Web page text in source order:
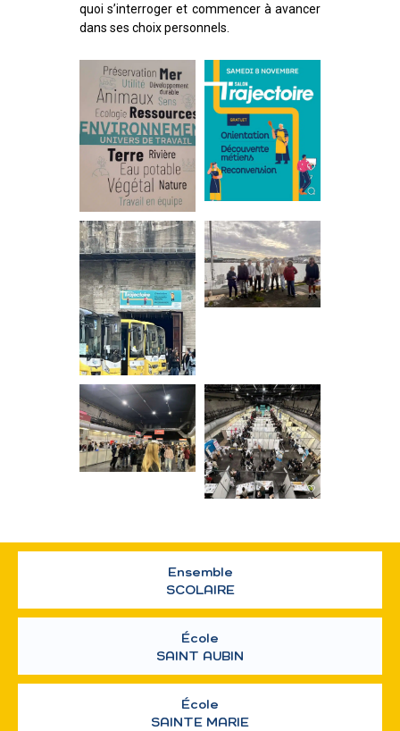
quoi s’interroger et commencer à avancer
dans ses choix personnels.
Ensemble
SCOLAIRE
École
SAINT AUBIN
École
SAINTE MARIE